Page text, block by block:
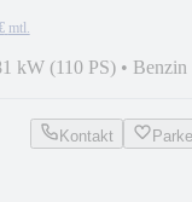
mtl.
kW (110 PS) • Benzin
Kontakt